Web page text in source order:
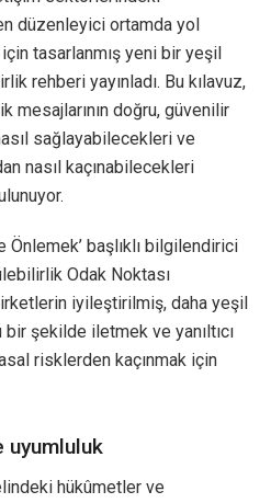
düzenleyici ortamda yol
tasarlanmış yeni bir yeşil
rehberi yayınladı. Bu kılavuz,
mesajlarının doğru, güvenilir
sağlayabilecekleri ve
nasıl kaçınabilecekleri
Önlemek’ başlıklı bilgilendirici
Odak Noktası
iyileştirilmiş, daha yeşil
şekilde iletmek ve yanıltıcı
risklerden kaçınmak için
uyumluluk
hükûmetler ve